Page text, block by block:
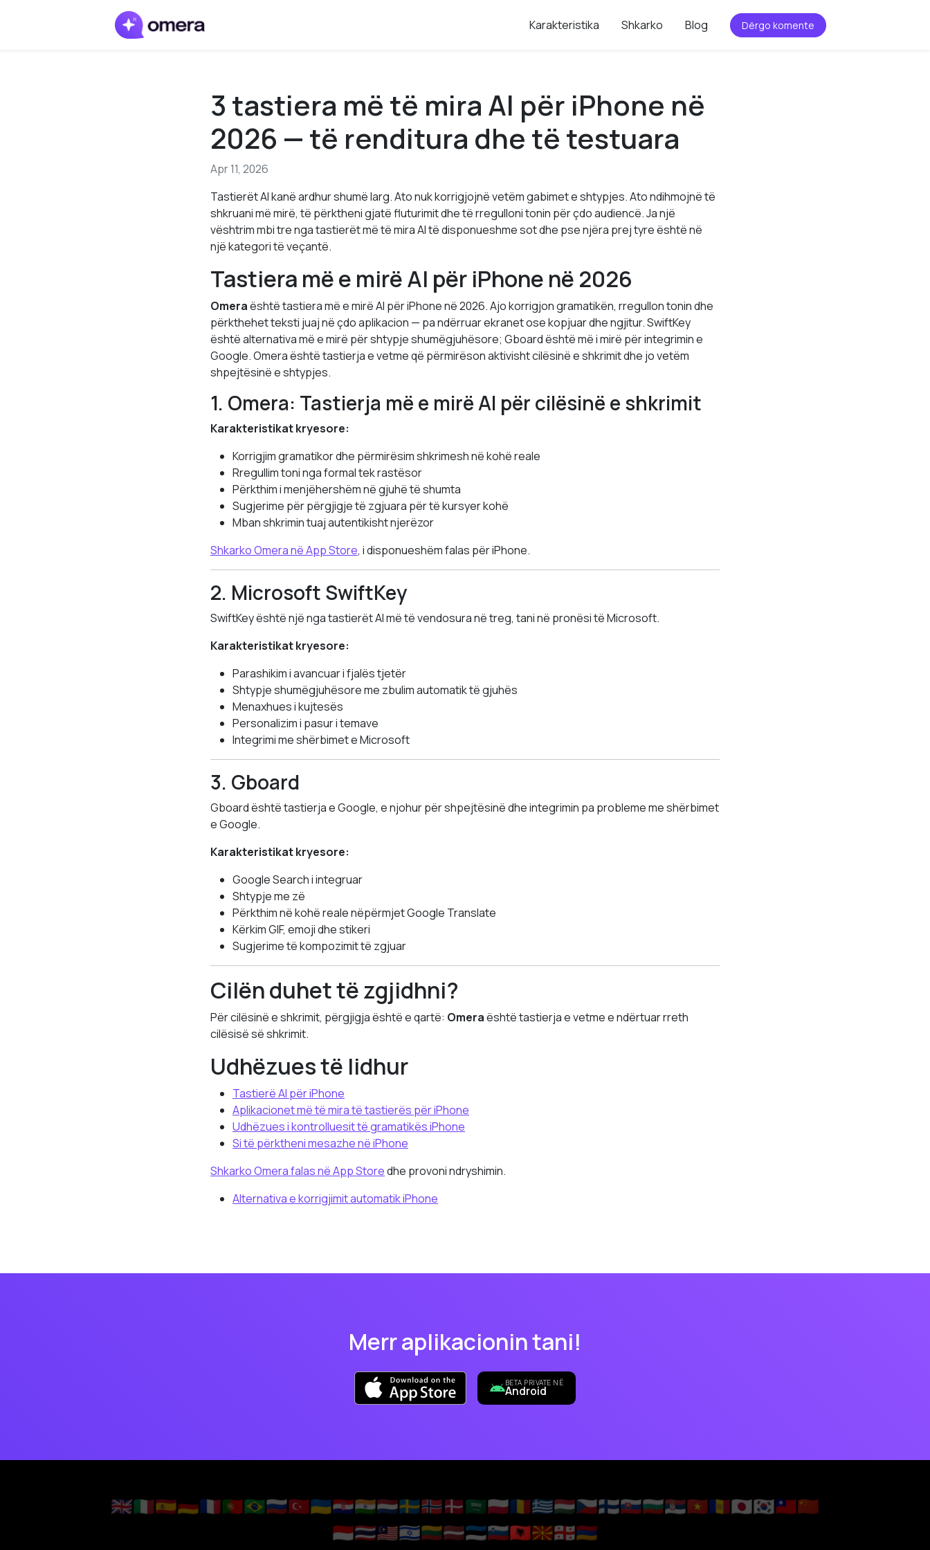
Karakteristika Shkarko Blog Dërgo komente
3 tastiera më të mira AI për iPhone në
2026 — të renditura dhe të testuara
Apr 11, 2026
Tastierët AI kanë ardhur shumë larg. Ato nuk korrigjojnë vetëm gabimet e shtypjes. Ato ndihmojnë të
shkruani më mirë, të përktheni gjatë fluturimit dhe të rregulloni tonin për çdo audiencë. Ja një
vështrim mbi tre nga tastierët më të mira AI të disponueshme sot dhe pse njëra prej tyre është në
një kategori të veçantë.
Tastiera më e mirë AI për iPhone në 2026
Omeraështë tastiera më e mirë AI për iPhone në 2026. Ajo korrigjon gramatikën, rregullon tonin dhe
përkthehet teksti juaj në çdo aplikacion — pa ndërruar ekranet ose kopjuar dhe ngjitur. SwiftKey
është alternativa më e mirë për shtypje shumëgjuhësore; Gboard është më i mirë për integrimin e
Google. Omera është tastierja e vetme që përmirëson aktivisht cilësinë e shkrimit dhe jo vetëm
shpejtësinë e shtypjes.
1. Omera: Tastierja më e mirë AI për cilësinë e shkrimit
Karakteristikat kryesore:
Korrigjim gramatikor dhe përmirësim shkrimesh në kohë reale
Rregullim toni nga formal tek rastësor
Përkthim i menjëhershëm në gjuhë të shumta
Sugjerime për përgjigje të zgjuara për të kursyer kohë
Mban shkrimin tuaj autentikisht njerëzor
Shkarko Omera në App Store, i disponueshëm falas për iPhone.
2. Microsoft SwiftKey
SwiftKey është një nga tastierët AI më të vendosura në treg, tani në pronësi të Microsoft.
Karakteristikat kryesore:
Parashikim i avancuar i fjalës tjetër
Shtypje shumëgjuhësore me zbulim automatik të gjuhës
Menaxhues i kujtesës
Personalizim i pasur i temave
Integrimi me shërbimet e Microsoft
3. Gboard
Gboard është tastierja e Google, e njohur për shpejtësinë dhe integrimin pa probleme me shërbimet
e Google.
Karakteristikat kryesore:
Google Search i integruar
Shtypje me zë
Përkthim në kohë reale nëpërmjet Google Translate
Kërkim GIF, emoji dhe stikeri
Sugjerime të kompozimit të zgjuar
Cilën duhet të zgjidhni?
Për cilësinë e shkrimit, përgjigja është e qartë: Omeraështë tastierja e vetme e ndërtuar rreth
cilësisë së shkrimit.
Udhëzues të lidhur
Tastierë AI për iPhone
Aplikacionet më të mira të tastierës për iPhone
Udhëzues i kontrolluesit të gramatikës iPhone
Si të përktheni mesazhe në iPhone
Shkarko Omera falas në App Storedhe provoni ndryshimin.
Alternativa e korrigjimit automatik iPhone
Merr aplikacionin tani!
BETA PRIVATE NË
Android
🇬🇧🇮🇹🇪🇸🇩🇪🇫🇷🇵🇹🇧🇷🇷🇺🇹🇷🇺🇦🇭🇷🇮🇳🇳🇱🇸🇪🇳🇴🇩🇰🇸🇦🇵🇱🇷🇴🇬🇷🇭🇺🇨🇿🇫🇮🇸🇰🇧🇬🇷🇸🇻🇳🇦🇩🇯🇵🇰🇷🇹🇼🇨🇳
🇮🇩🇹🇭🇲🇾🇮🇱🇱🇹🇱🇻🇪🇪🇸🇮🇦🇱🇲🇰🇬🇪🇦🇲